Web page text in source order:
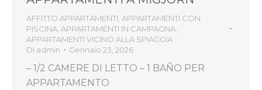
AFFITTO APPARTAMENTI, APPARTAMENTI CON
PISCINA, APPARTAMENTI IN CAMPAGNA,
APPARTAMENTI VICINO ALLA SPIAGGIA
Di admin Gennaio 23, 2026
– 1/2 CAMERE DI LETTO – 1 BAÑO PER
APPARTAMENTO